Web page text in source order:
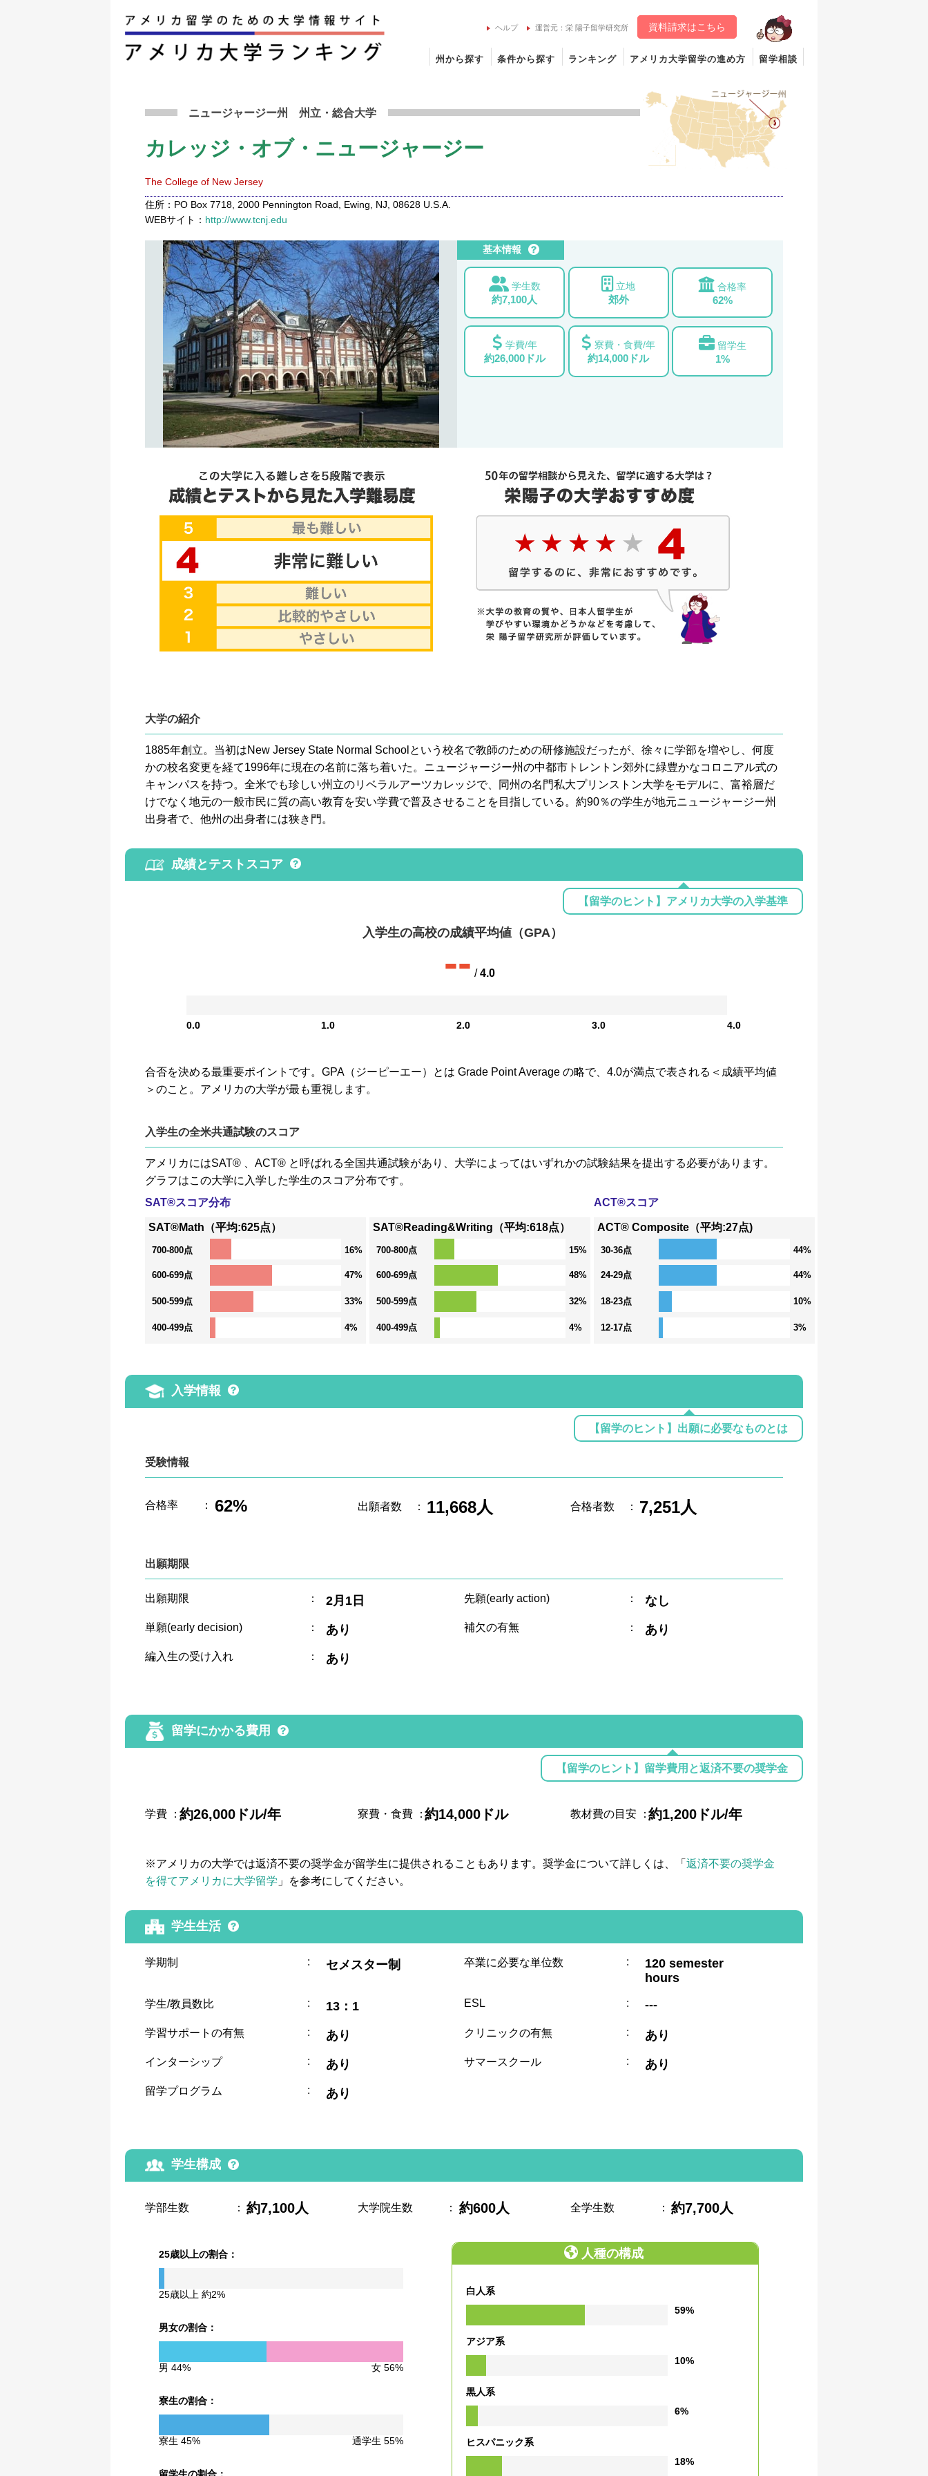
ヘルプ 運営元：栄 陽子留学研究所 資料請求はこちら
州から探す 条件から探す ランキング アメリカ大学留学の進め方 留学相談
ニュージャージー州州立 ・総合大学
カレッジ・オブ・ニュージャージー
The College of New Jersey
住所：PO Box 7718, 2000 Pennington Road, Ewing, NJ, 08628 U.S.A.
WEBサイト： http://www.tcnj.edu
基本情報
学生数
約7,100人
立地
郊外
合格率
62%
学費/年
約26,000ドル
寮費・食費/年
約14,000ドル
留学生
1%
大学の紹介
1885年創立。当初はNew Jersey State Normal Schoolという校名で教師のための研修施設だったが、徐々に学部を増やし、何度
かの校名変更を経て1996年に現在の名前に落ち着いた。ニュージャージー州の中都市トレントン郊外に緑豊かなコロニアル式の
キャンパスを持つ。全米でも珍しい州立のリベラルアーツカレッジで、同州の名門私大プリンストン大学をモデルに、富裕層だ
けでなく地元の一般市民に質の高い教育を安い学費で普及させることを目指している。約90％の学生が地元ニュージャージー州
出身者で、他州の出身者には狭き門。
成績とテストスコア
【留学のヒント】アメリカ大学の入学基準
入学生の高校の成績平均値（GPA）
-- /4.0
0.0 1.0 2.0 3.0 4.0
合否を決める最重要ポイントです。GPA（ジーピーエー）とは Grade Point Average の略で、4.0が満点で表される＜成績平均値
＞のこと。アメリカの大学が最も重視します。
入学生の全米共通試験のスコア
アメリカにはSAT® 、ACT® と呼ばれる全国共通試験があり、大学によってはいずれかの試験結果を提出する必要があります。
グラフはこの大学に入学した学生のスコア分布です。
SAT®スコア分布
SAT®Math（平均:625点）
700-800点 16%
600-699点 47%
500-599点 33%
400-499点 4%
SAT®Reading&Writing（平均:618点）
700-800点 15%
600-699点 48%
500-599点 32%
400-499点 4%
ACT®スコア
ACT® Composite（平均:27点)
30-36点 44%
24-29点 44%
18-23点 10%
12-17点 3%
入学情報
【留学のヒント】出願に必要なものとは
受験情報
合格率 ： 62% 出願者数 ： 11,668人 合格者数 ： 7,251人
出願期限
出願期限 ： 2月1日 先願(early action) ： なし
単願(early decision) ： あり 補欠の有無 ： あり
編入生の受け入れ ： あり
留学にかかる費用
【留学のヒント】留学費用と返済不要の奨学金
学費 ：約26,000ドル/年 寮費・食費 ：約14,000ドル 教材費の目安 ：約1,200ドル/年
※アメリカの大学では返済不要の奨学金が留学生に提供されることもあります。奨学金について詳しくは、「返済不要の奨学金
を得てアメリカに大学留学 」を参考にしてください。
学生生活
学期制 : セメスター制 卒業に必要な単位数 :
120 semester
hours
学生/教員数比 : 13：1 ESL : ---
学習サポートの有無 : あり クリニックの有無 : あり
インターシップ : あり サマースクール : あり
留学プログラム : あり
学生構成
学部生数 ： 約7,100人 大学院生数 ： 約600人 全学生数 ： 約7,700人
25歳以上の割合：
25歳以上 約2%
男女の割合：
男 44% 女 56%
寮生の割合：
寮生 45% 通学生 55%
留学生の割合：
人種の構成
白人系
59%
アジア系
10%
黒人系
6%
ヒスパニック系
18%